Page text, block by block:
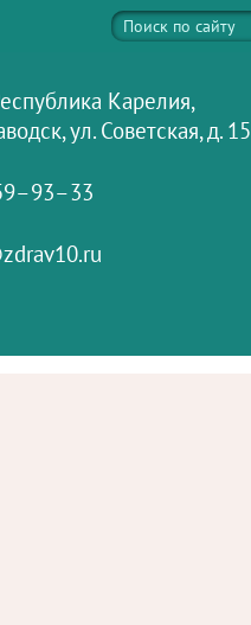
Карелия,
ул. Советская, д. 15